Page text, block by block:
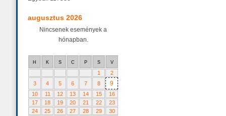
augusztus 2026
Nincsenek események a
hónapban.
H K S C P S V
1
2
3
4 5 6 7 8 9
10 11 12 13 14 15
16
17
18 19 20 21 22
23
24
25 26 27 28 29
30